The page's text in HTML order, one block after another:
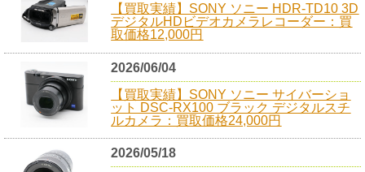
【買取実績】SONY ソニー HDR-TD10 3D
デジタルHDビデオカメラレコーダー：買
取価格12,000円
2026/06/04
【買取実績】SONY ソニー サイバーショ
ット DSC-RX100 ブラック デジタルスチ
ルカメラ：買取価格24,000円
2026/05/18